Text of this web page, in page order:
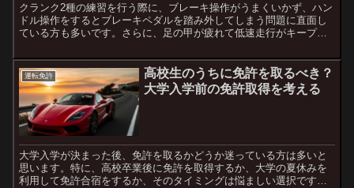
クランク2種の練習を行う際に、ブレーキ操作がうまくいかず、ハン
ドル操作をするとブレーキペダルを踏み外してしまう問題に直面し
ている方も多いです。さらに、足の甲が疲れて低速走行がキープで
運転免許
高校生のうちに免許を取るべき？
大学入学前の免許取得を考える
大学入学が決まった後、免許を取るかどうか迷っている方は多いと
思います。特に、高校卒業後に免許を取得するか、大学の夏休みを
利用して免許合宿をするか、そのタイミングは悩ましい選択です。